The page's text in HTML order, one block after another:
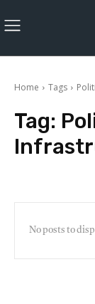
Home Tags
Tag:
No posts to